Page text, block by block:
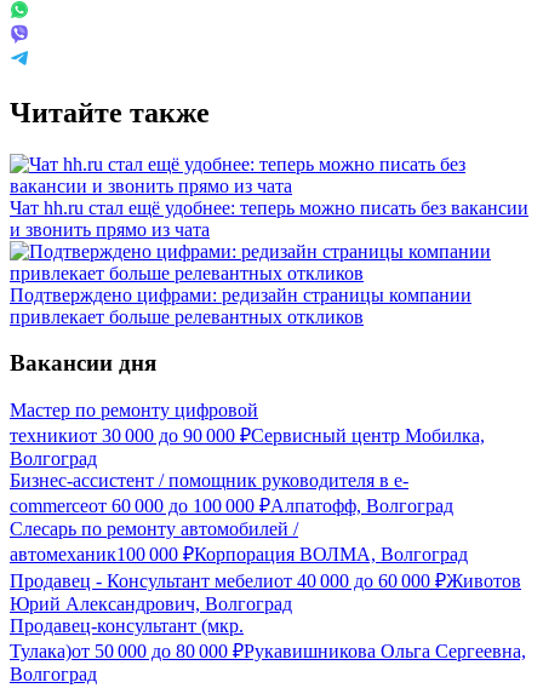
Читайте также
Чат hh.ru стал ещё удобнее: теперь можно писать без вакансии
и звонить прямо из чата
Подтверждено цифрами: редизайн страницы компании
привлекает больше релевантных откликов
Вакансии дня
Мастер по ремонту цифровой
техникиот 30 000 до 90 000 ₽Сервисный центр Мобилка,
Волгоград
Бизнес-ассистент / помощник руководителя в e-
commerceот 60 000 до 100 000 ₽Алпатофф, Волгоград
Слесарь по ремонту автомобилей /
автомеханик100 000 ₽Корпорация ВОЛМА, Волгоград
Продавец - Консультант мебелиот 40 000 до 60 000 ₽Животов
Юрий Александрович, Волгоград
Продавец-консультант (мкр.
Тулака)от 50 000 до 80 000 ₽Рукавишникова Ольга Сергеевна,
Волгоград